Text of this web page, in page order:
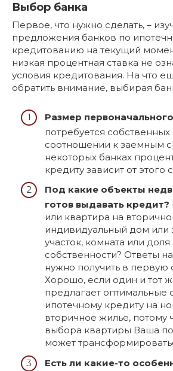
Выбор банка
Первое, что нужно сделать, –
предложения банков по
кредитованию на текущий
низкая процентная ставка не
условия кредитования. На что
обратить внимание, выбирая
Размер
потребуется
соотношении к заемным
некоторых банках
кредиту зависит от этого
Под какие объекты
готов выдавать кредит?
или квартира на
индивидуальный дом или
участок, комната или
собственности? Ответы
нужно получить в первую
Хорошо, если один и тот
предлагает оптимальные
ипотечному кредиту на
вторичное жилье, потому
выбора квартиры Ваша
может
Есть ли какие-то